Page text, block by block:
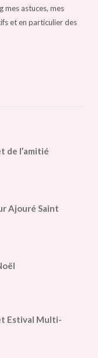
mes astuces, mes
et en particulier des
de l’amitié
Ajouré Saint
Estival Multi-